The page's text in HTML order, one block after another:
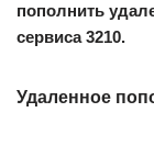
пополнить
сервиса 3210.
Удаленное